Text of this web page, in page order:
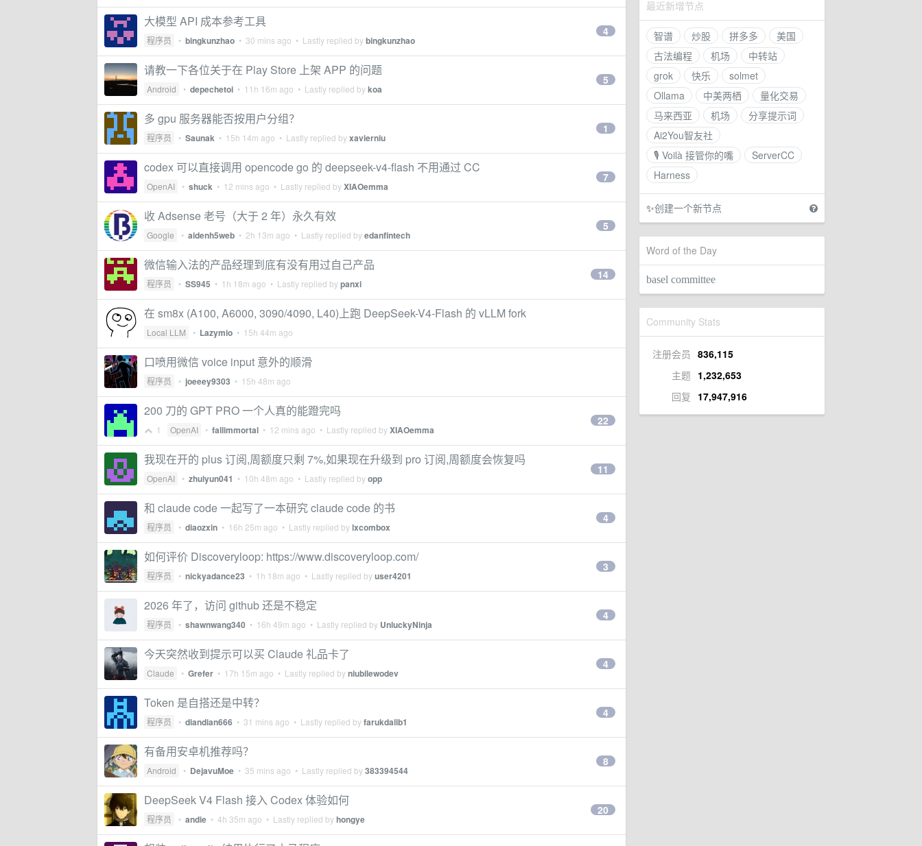
最近新增节点
智谱 炒股 拼多多
美国
古法编程
机场
中转站
grok
快乐
solmet
Ollama
中美两栖
量化交易
马来西亚
机场
分享提示词
Ai2You智友社
🎙 Voilà 接管你的嘴
ServerCC
Harness
✨创建一个新节点
Word of the Day
basel committee
Community Stats
注册会员 836,115
主题 1,232,653
回复 17,947,916
大模型 API 成本参考工具
程序员 • bingkunzhao • 30 mins ago • Lastly replied bybingkunzhao
4
请教一下各位关于在 Play Store 上架 APP 的问题
Android • depechetoi • 11h 16m ago • Lastly replied bykoa
5
多 gpu 服务器能否按用户分组？
程序员 • Saunak • 15h 14m ago • Lastly replied byxavierniu
1
codex 可以直接调用 opencode go 的 deepseek-v4-flash 不用通过 CC
OpenAI • shuck • 12 mins ago • Lastly replied byXIAOemma
7
收 Adsense 老号（大于 2 年）永久有效
Google • aidenh5web • 2h 13m ago • Lastly replied byedanfintech
5
微信输入法的产品经理到底有没有用过自己产品
程序员 • SS945 • 1h 18m ago • Lastly replied bypanxi
14
在 sm8x (A100, A6000, 3090/4090, L40)上跑 DeepSeek-V4-Flash 的 vLLM fork
Local LLM • Lazymio • 15h 44m ago
口喷用微信 voice input 意外的顺滑
程序员 • joeeey9303 • 15h 48m ago
200 刀的 GPT PRO 一个人真的能蹬完吗
1 OpenAI • fallimmortal • 12 mins ago • Lastly replied byXIAOemma
22
我现在开的 plus 订阅,周额度只剩 7%,如果现在升级到 pro 订阅,周额度会恢复吗
OpenAI • zhuiyun041 • 10h 48m ago • Lastly replied byopp
11
和 claude code 一起写了一本研究 claude code 的书
程序员 • diaozxin • 16h 25m ago • Lastly replied bylxcombox
4
如何评价 Discoveryloop: https://www.discoveryloop.com/
程序员 • nickyadance23 • 1h 18m ago • Lastly replied byuser4201
3
2026 年了，访问 github 还是不稳定
程序员 • shawnwang340 • 16h 49m ago • Lastly replied by UnluckyNinja
4
今天突然收到提示可以买 Claude 礼品卡了
Claude • Grefer • 17h 15m ago • Lastly replied byniubilewodev
4
Token 是自搭还是中转？
程序员 • diandian666 • 31 mins ago • Lastly replied byfarukdalib1
4
有备用安卓机推荐吗？
Android • DejavuMoe • 35 mins ago • Lastly replied by383394544
8
DeepSeek V4 Flash 接入 Codex 体验如何
程序员 • andie • 4h 35m ago • Lastly replied byhongye
20